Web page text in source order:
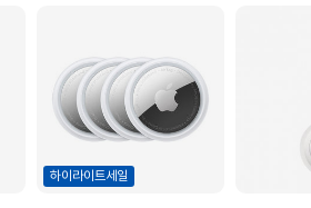
하이라이트세일